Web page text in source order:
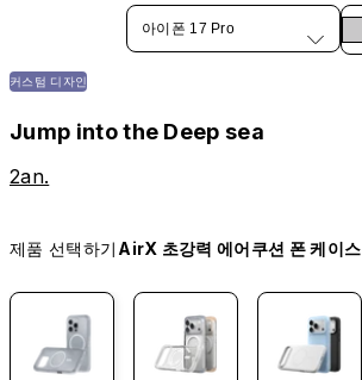
아이폰 17 Pro
커스텀 디자인
Jump into the Deep sea
2an.
제품 선택하기 AirX 초강력 에어쿠션 폰 케이스